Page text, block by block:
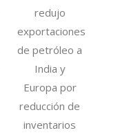
redujo
exportaciones
de petróleo a
India y
Europa por
reducción de
inventarios